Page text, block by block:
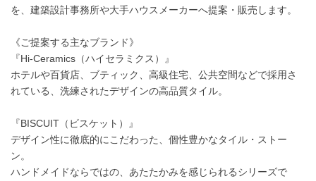
を、建築設計事務所や大手ハウスメーカーへ提案・販売します。
《ご提案する主なブランド》
『Hi-Ceramics（ハイセラミクス）』
ホテルや百貨店、ブティック、高級住宅、公共空間などで採用さ
れている、洗練されたデザインの高品質タイル。
『BISCUIT（ビスケット）』
デザイン性に徹底的にこだわった、個性豊かなタイル・ストー
ン。
ハンドメイドならではの、あたたかみを感じられるシリーズで